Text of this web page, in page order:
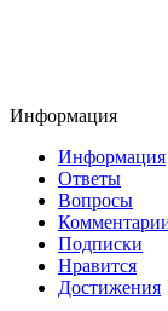
Информация
Информация
Ответы
Вопросы
Подписки
Нравится
Достижения